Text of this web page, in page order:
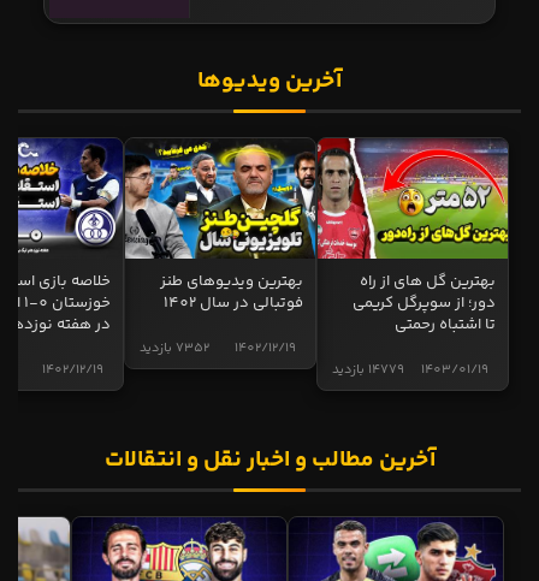
آخرین ویدیوها
بهترین گل های از راه
دور؛ از سوپرگل کریمی
تا اشتباه رحمتی
14779 بازدید 1403/01/19
بهترین ویدیوهای طنز
فوتبالی در سال 1402
7352 بازدید 1402/12/19
خلاصه بازی
در هفته نوزدهم
1402/12/19
آخرین مطالب و اخبار نقل و انتقالات